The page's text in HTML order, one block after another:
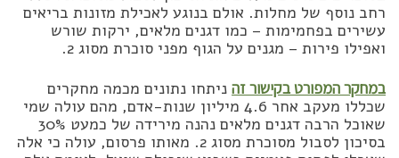
רחב נוסף של מחלות. אולם בנוגע לאכילת מזונות בריאים
עשירים בפחמימות – כמו דגנים מלאים, ירקות שורש
ואפילו פירות – מגנים על הגוף מפני סוכרת מסוג 2.
במחקר המפורט בקישור זה ניתחו נתונים מכמה מחקרים
שכללו מעקב אחר 4.6 מיליון שנות-אדם, מהם עולה שמי
שאוכל הרבה דגנים מלאים נהנה מירידה של כמעט 30%
בסיכון לסבול מסוכרת מסוג 2. מאותו פרסום, עולה כי אלה